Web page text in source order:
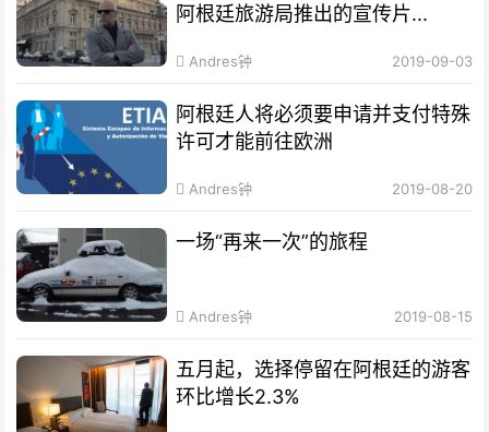
阿根廷旅游局推出的宣传片...
Andres钟 2019-09-03
阿根廷人将必须要申请并支付特殊
许可才能前往欧洲
Andres钟 2019-08-20
一场“再来一次”的旅程
Andres钟 2019-08-15
五月起，选择停留在阿根廷的游客
环比增长2.3%